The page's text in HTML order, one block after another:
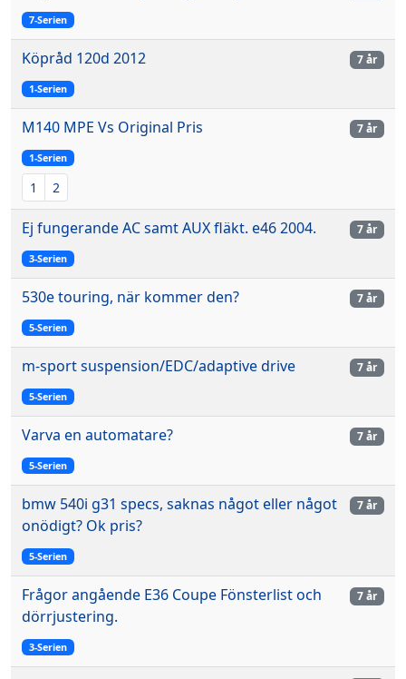
7-Serien
Köpråd 120d 2012
1-Serien
7 år
M140 MPE Vs Original Pris
1-Serien
1 2
7 år
Ej fungerande AC samt AUX fläkt. e46 2004.
3-Serien
7 år
530e touring, när kommer den?
5-Serien
7 år
m-sport suspension/EDC/adaptive drive
5-Serien
7 år
Varva en automatare?
5-Serien
7 år
bmw 540i g31 specs, saknas något eller något
onödigt? Ok pris?
5-Serien
7 år
Frågor angående E36 Coupe Fönsterlist och
dörrjustering.
3-Serien
7 år